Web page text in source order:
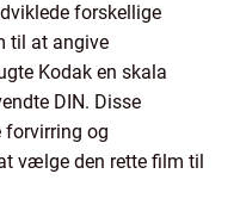
forskellige
til at angive
Kodak en skala
DIN. Disse
forvirring og
vælge den rette film til